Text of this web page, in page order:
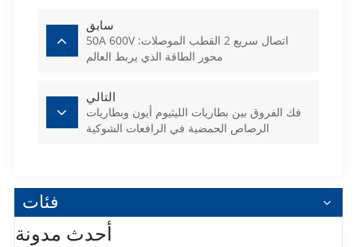
سابق
50A 600V اتصال سريع 2 القطب الموصلات:
محور الطاقة الذي يربط العالم
التالي
فك الفروق بين بطاريات الليثيوم أيون وبطاريات
الرصاص الحمضية في الرافعات الشوكية
فئات
أحدث مدونة